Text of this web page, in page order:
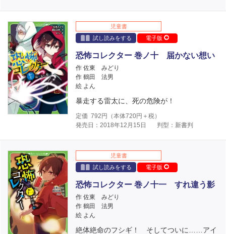
児童書
試し読みをする
電子版
恐怖コレクター 巻ノ十 届かない想い
作 佐東 みどり
作 鶴田 法男
絵 よん
暴走する雷太に、死の危険が！
定価 792 円（本体720円＋税）
発売日：2018年12月15日
判型：新書判
児童書
試し読みをする
電子版
恐怖コレクター 巻ノ十一 すれ違う影
作 佐東 みどり
作 鶴田 法男
絵 よん
絶体絶命のフシギ！ そしてついに……アイ